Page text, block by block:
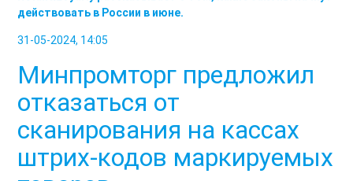
действовать в России в июне.
31-05-2024, 14:05
Минпромторг предложил
отказаться от
сканирования на кассах
штрих-кодов маркируемых